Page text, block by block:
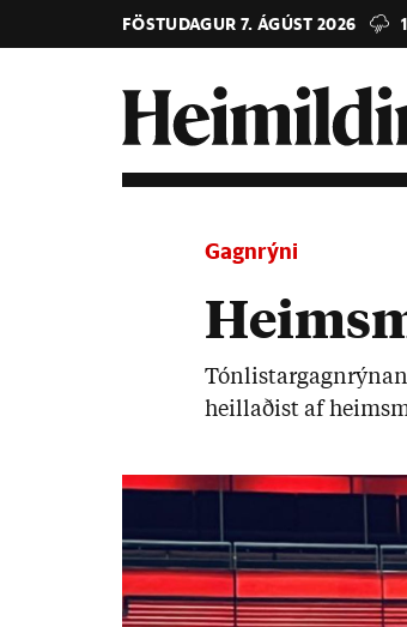
FÖSTUDAGUR 7. ÁGÚST 2026
Gagnrýni
heill­að­ist af